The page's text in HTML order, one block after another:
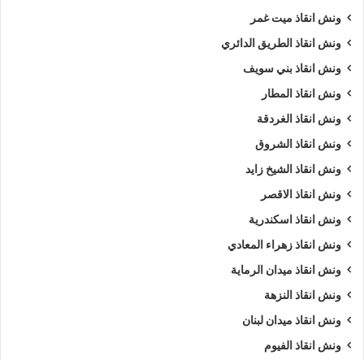
ونش انقاذ ميت غمر
ونش انقاذ الطريق الدائري
ونش انقاذ بني سويف
ونش انقاذ المطار
ونش انقاذ الغردقة
ونش انقاذ الشروق
ونش انقاذ الشيخ زايد
ونش انقاذ الاقصر
ونش انقاذ اسكندرية
ونش انقاذ زهراء المعادي
ونش انقاذ ميدان الرماية
ونش انقاذ النزهة
ونش انقاذ ميدان لبنان
ونش انقاذ الفيوم